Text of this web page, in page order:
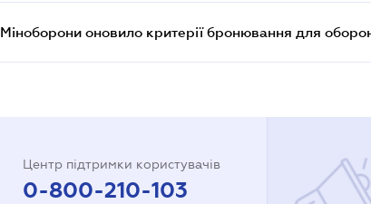
Міноборони оновило критерії бронювання для
Центр підтримки користувачів
0-800-210-103